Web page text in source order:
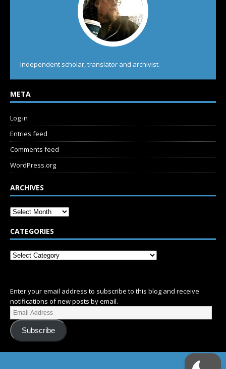
Independent scholar, translator and archivist.
META
Log in
Entries feed
Comments feed
WordPress.org
ARCHIVES
CATEGORIES
Enter your email address to subscribe to this blog and receive
notifications of new posts by email.
Subscribe